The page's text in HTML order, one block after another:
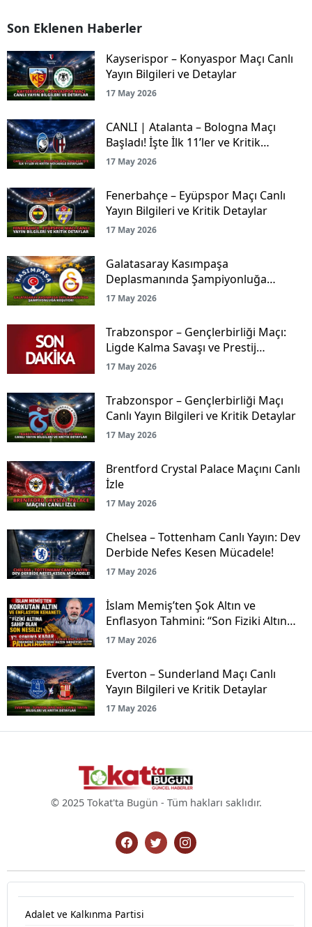
Son Eklenen Haberler
Kayserispor – Konyaspor Maçı Canlı
Yayın Bilgileri ve Detaylar
17 May 2026
CANLI | Atalanta – Bologna Maçı
Başladı! İşte İlk 11’ler ve Kritik
Mücadele Detayları
17 May 2026
Fenerbahçe – Eyüpspor Maçı Canlı
Yayın Bilgileri ve Kritik Detaylar
17 May 2026
Galatasaray Kasımpaşa
Deplasmanında Şampiyonluğa
Koşuyor!
17 May 2026
Trabzonspor – Gençlerbirliği Maçı:
Ligde Kalma Savaşı ve Prestij
Mücadelesi Canlı Yayınla Ekranlarda!
17 May 2026
Trabzonspor – Gençlerbirliği Maçı
Canlı Yayın Bilgileri ve Kritik Detaylar
17 May 2026
Brentford Crystal Palace Maçını Canlı
İzle
17 May 2026
Chelsea – Tottenham Canlı Yayın: Dev
Derbide Nefes Kesen Mücadele!
17 May 2026
İslam Memiş’ten Şok Altın ve
Enflasyon Tahmini: “Son Fiziki Altın
Nesliyiz!”
17 May 2026
Everton – Sunderland Maçı Canlı
Yayın Bilgileri ve Kritik Detaylar
17 May 2026
© 2025 Tokat'ta Bugün - Tüm hakları saklıdır.
Adalet ve Kalkınma Partisi